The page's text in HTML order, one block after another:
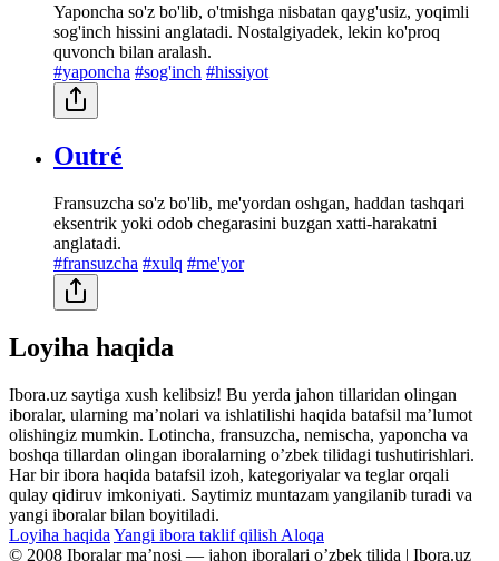
Yaponcha so'z bo'lib, o'tmishga nisbatan qayg'usiz, yoqimli
sog'inch hissini anglatadi. Nostalgiyadek, lekin ko'proq
quvonch bilan aralash.
#yaponcha #sog'inch #hissiyot
Outré
Fransuzcha so'z bo'lib, me'yordan oshgan, haddan tashqari
eksentrik yoki odob chegarasini buzgan xatti-harakatni
anglatadi.
#fransuzcha #xulq #me'yor
Loyiha haqida
Ibora.uz saytiga xush kelibsiz! Bu yerda jahon tillaridan olingan
iboralar, ularning maʼnolari va ishlatilishi haqida batafsil maʼlumot
olishingiz mumkin. Lotincha, fransuzcha, nemischa, yaponcha va
boshqa tillardan olingan iboralarning oʼzbek tilidagi tushutirishlari.
Har bir ibora haqida batafsil izoh, kategoriyalar va teglar orqali
qulay qidiruv imkoniyati. Saytimiz muntazam yangilanib turadi va
yangi iboralar bilan boyitiladi.
Loyiha haqida Yangi ibora taklif qilish Aloqa
© 2008 Iboralar maʼnosi — jahon iboralari oʼzbek tilida | Ibora.uz